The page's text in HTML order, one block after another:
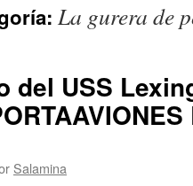
La gurera de
del USS
Salamina